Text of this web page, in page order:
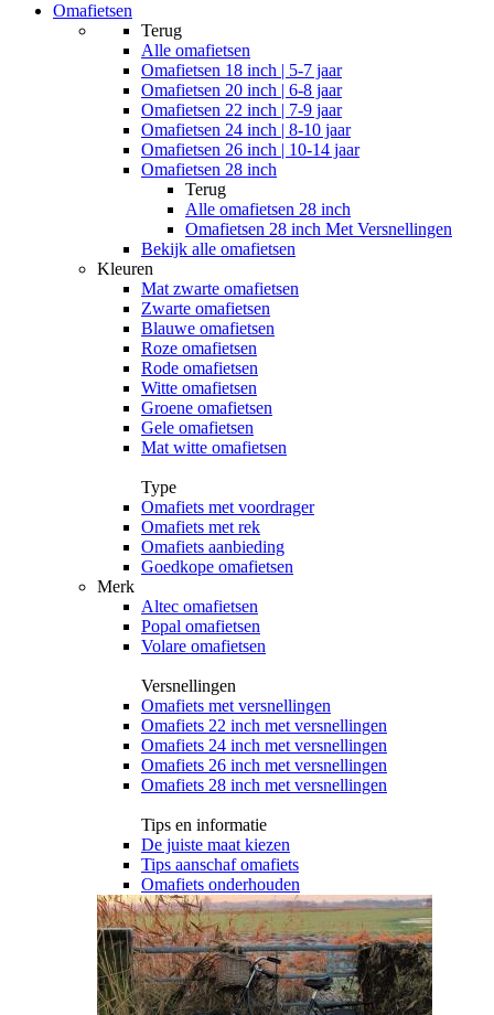
Omafietsen
Terug
Alle omafietsen
Omafietsen 18 inch | 5-7 jaar
Omafietsen 20 inch | 6-8 jaar
Omafietsen 22 inch | 7-9 jaar
Omafietsen 24 inch | 8-10 jaar
Omafietsen 26 inch | 10-14 jaar
Omafietsen 28 inch
Terug
Alle omafietsen 28 inch
Omafietsen 28 inch Met Versnellingen
Bekijk alle omafietsen
Kleuren
Mat zwarte omafietsen
Zwarte omafietsen
Blauwe omafietsen
Roze omafietsen
Rode omafietsen
Witte omafietsen
Groene omafietsen
Gele omafietsen
Mat witte omafietsen
Type
Omafiets met voordrager
Omafiets met rek
Omafiets aanbieding
Goedkope omafietsen
Merk
Altec omafietsen
Popal omafietsen
Volare omafietsen
Versnellingen
Omafiets met versnellingen
Omafiets 22 inch met versnellingen
Omafiets 24 inch met versnellingen
Omafiets 26 inch met versnellingen
Omafiets 28 inch met versnellingen
Tips en informatie
De juiste maat kiezen
Tips aanschaf omafiets
Omafiets onderhouden